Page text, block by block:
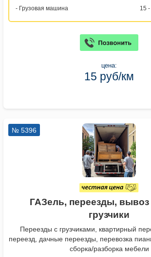
- Грузовая машина 15
цена:
15 руб/км
№ 5396
ГАЗель, переезды,
грузчики
Переезды с грузчиками, квартирный
переезд, дачные переезды, перевозка
сборка/разборка мебели